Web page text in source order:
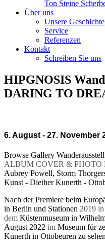
Ton Steine
Über uns
Unsere Geschichte
Service
Referenzen
Kontakt
Schreiben Sie uns
HIPGNOSIS
DARING TO
6. August - 27. November
Browse Gallery
ALBUM COVER & PHOTO
Aubrey Powell, Storm
Kunst - Diether Kunerth -
Nach der Premiere beim
in Berlin und Stationen 2019
dem Küstenmuseum in
August 2022 im Museum für
Kunerth in Ottobeuren zu